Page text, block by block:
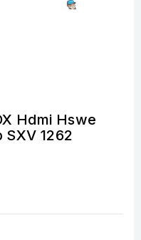
Hdmi Hswe
1262